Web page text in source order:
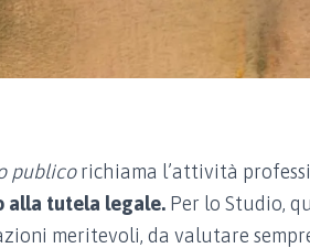
publicorichiama l’attività
alla tutela legale. Per lo Studio,
meritevoli, da valutare